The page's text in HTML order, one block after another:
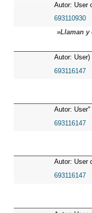
Autor: User
693110930
»Llaman y
Autor:
693116147
Autor:
693116147
Autor: User
693116147